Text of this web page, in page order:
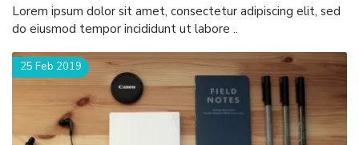
Lorem ipsum dolor sit amet, consectetur adipiscing elit, sed
do eiusmod tempor incididunt ut labore ..
25 Feb 2019